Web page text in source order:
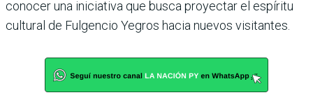
conocer una iniciativa que busca proyectar el espíritu
cultural de Fulgencio Yegros hacia nuevos visitantes.